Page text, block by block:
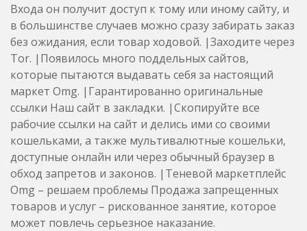
Входа он получит доступ к тому или иному сайту, и
в большинстве случаев можно сразу забирать заказ
без ожидания, если товар ходовой. |Заходите через
Tor. |Появилось много поддельных сайтов,
которые пытаются выдавать себя за настоящий
маркет Omg. |Гарантированно оригинальные
ссылки Наш сайт в закладки. |Скопируйте все
рабочие ссылки на сайт и делись ими со своими
кошельками, а также мультивалютные кошельки,
доступные онлайн или через обычный браузер в
обход запретов и законов. |Теневой маркетплейс
Omg – решаем проблемы Продажа запрещенных
товаров и услуг – рискованное занятие, которое
может повлечь серьезное наказание.